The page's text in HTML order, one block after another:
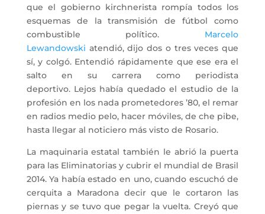
que el gobierno kirchnerista rompía todos los
esquemas de la transmisión de fútbol como
combustible político. Marcelo
Lewandowski atendió, dijo dos o tres veces que
sí, y colgó. Entendió rápidamente que ese era el
salto en su carrera como periodista
deportivo. Lejos había quedado el estudio de la
profesión en los nada prometedores ’80, el remar
en radios medio pelo, hacer móviles, de che pibe,
hasta llegar al noticiero más visto de Rosario.
La maquinaria estatal también le abrió la puerta
para las Eliminatorias y cubrir el mundial de Brasil
2014. Ya había estado en uno, cuando escuchó de
cerquita a Maradona decir que le cortaron las
piernas y se tuvo que pegar la vuelta. Creyó que